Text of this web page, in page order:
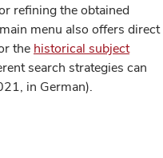
refining the obtained
menu also offers direct
the historical subject
search strategies can
in German).